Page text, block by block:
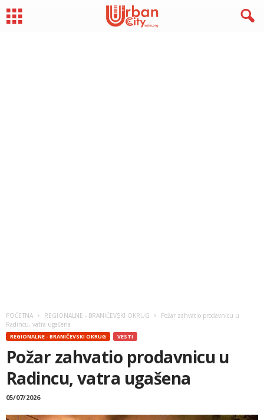
POČETNA REGIONALNE - BRANIČEVSKI OKRUG
Požar zahvatio prodavnicu u
Radincu, vatra ugašena
REGIONALNE - BRANIČEVSKI OKRUG VESTI
Požar zahvatio prodavnicu u
Radincu, vatra ugašena
05/07/2026